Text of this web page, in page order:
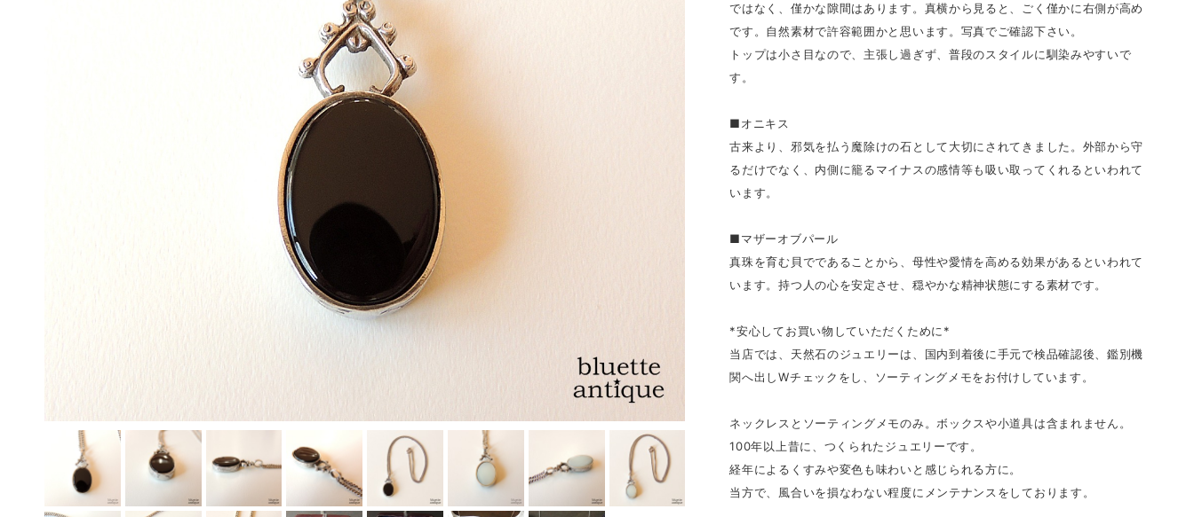
ではなく、僅かな隙間はあります。真横から見ると、ごく僅かに右側が高め
です。自然素材で許容範囲かと思います。写真でご確認下さい。
トップは小さ目なので、主張し過ぎず、普段のスタイルに馴染みやすいで
す。
■オニキス
古来より、邪気を払う魔除けの石として大切にされてきました。外部から守
るだけでなく、内側に籠るマイナスの感情等も吸い取ってくれるといわれて
います。
■マザーオブパール
真珠を育む貝でであることから、母性や愛情を高める効果があるといわれて
います。持つ人の心を安定させ、穏やかな精神状態にする素材です。
*安心してお買い物していただくために*
当店では、天然石のジュエリーは、国内到着後に手元で検品確認後、鑑別機
関へ出しWチェックをし、ソーティングメモをお付けしています。
ネックレスとソーティングメモのみ。ボックスや小道具は含まれません。
100年以上昔に、つくられたジュエリーです。
経年によるくすみや変色も味わいと感じられる方に。
当方で、風合いを損なわない程度にメンテナンスをしております。